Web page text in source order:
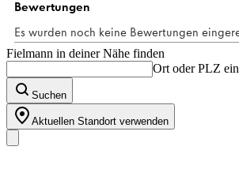
Fielmann in deiner Nähe finden
Ort oder PLZ
Suchen
Aktuellen Standort verwenden